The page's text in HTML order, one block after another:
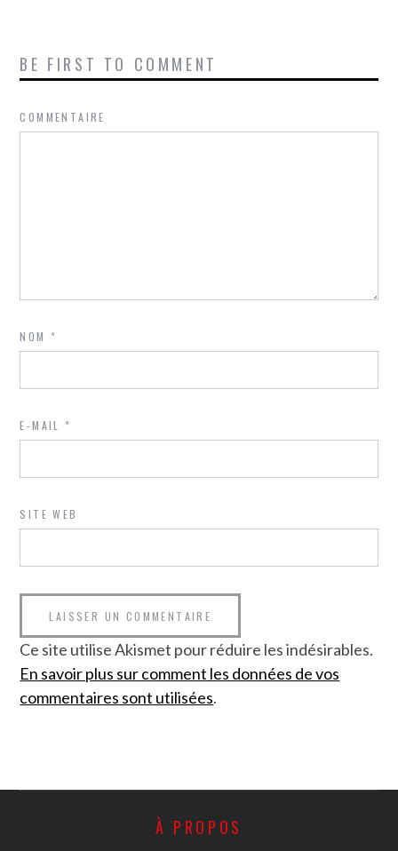
BE FIRST TO COMMENT
COMMENTAIRE
NOM*
E-MAIL*
SITE WEB
Ce site utilise Akismet pour réduire les indésirables.
En savoir plus sur comment les données de vos
commentaires sont utilisées.
À PROPOS